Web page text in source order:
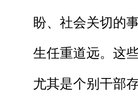
盼、社会关切的
生任重道远。这
尤其是个别干部